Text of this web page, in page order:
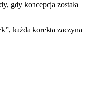
gdy koncepcja została
każda korekta zaczyna